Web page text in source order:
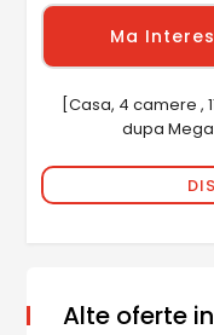
[Casa, 4 camere ,
dupa
Alte oferte